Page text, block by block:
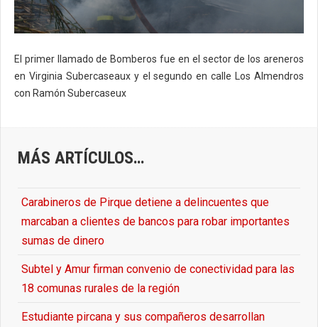
El primer llamado de Bomberos fue en el sector de los areneros
en Virginia Subercaseaux y el segundo en calle Los Almendros
con Ramón Subercaseux
MÁS ARTÍCULOS…
Carabineros de Pirque detiene a delincuentes que
marcaban a clientes de bancos para robar importantes
sumas de dinero
Subtel y Amur firman convenio de conectividad para las
18 comunas rurales de la región
Estudiante pircana y sus compañeros desarrollan